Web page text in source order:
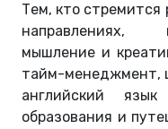
Тем, кто стремится
направлениях,
мышление и
тайм-менеджмент,
английский
образования и